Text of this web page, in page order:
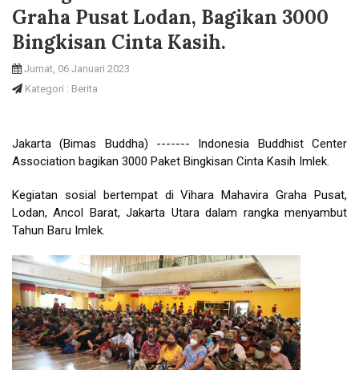
Graha Pusat Lodan, Bagikan 3000
Bingkisan Cinta Kasih.
Jumat, 06 Januari 2023
Kategori : Berita
Jakarta (Bimas Buddha) ------- Indonesia Buddhist Center
Association bagikan 3000 Paket Bingkisan Cinta Kasih Imlek.
Kegiatan sosial bertempat di Vihara Mahavira Graha Pusat,
Lodan, Ancol Barat, Jakarta Utara dalam rangka menyambut
Tahun Baru Imlek.